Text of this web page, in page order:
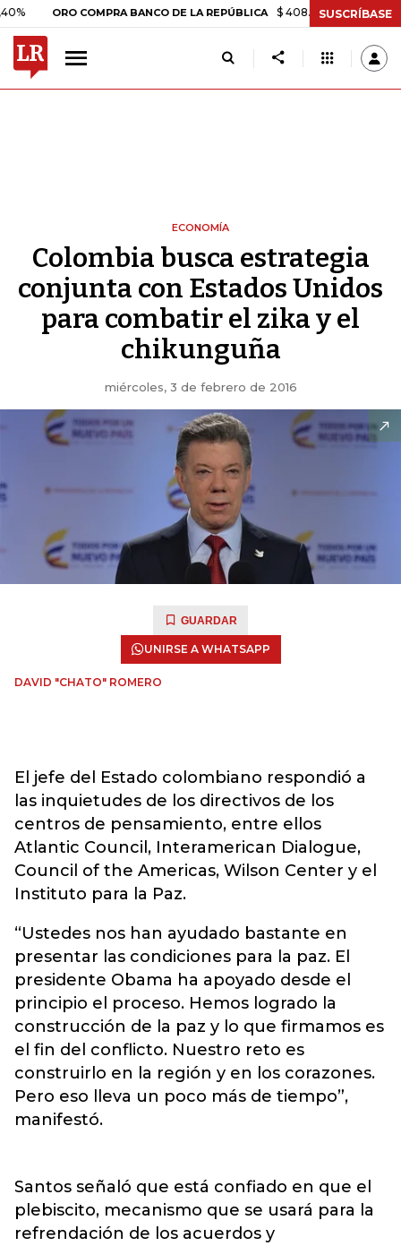
ORO COMPRA BANCO DE LA REPÚBLICA $ 408.498,97 +$ 8.753,81
SUSCRÍBASE
ECONOMÍA
Colombia busca estrategia
conjunta con Estados Unidos
para combatir el zika y el
chikunguña
miércoles, 3 de febrero de 2016
GUARDAR
UNIRSE A WHATSAPP
DAVID "CHATO" ROMERO
El jefe del Estado colombiano respondió a
las inquietudes de los directivos de los
centros de pensamiento, entre ellos
Atlantic Council, Interamerican Dialogue,
Council of the Americas, Wilson Center y el
Instituto para la Paz.
“Ustedes nos han ayudado bastante en
presentar las condiciones para la paz. El
presidente Obama ha apoyado desde el
principio el proceso. Hemos logrado la
construcción de la paz y lo que firmamos es
el fin del conflicto. Nuestro reto es
construirlo en la región y en los corazones.
Pero eso lleva un poco más de tiempo”,
manifestó.
Santos señaló que está confiado en que el
plebiscito, mecanismo que se usará para la
refrendación de los acuerdos y